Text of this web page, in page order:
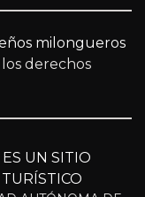
milongueros
los derechos
UN SITIO